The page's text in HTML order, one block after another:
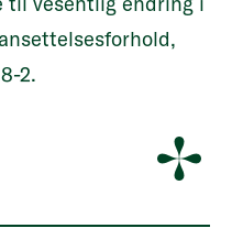
8-2.